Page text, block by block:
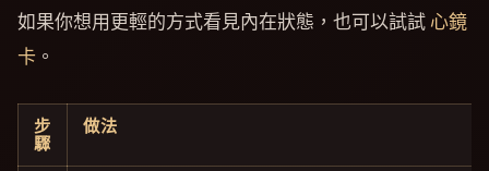
如果你想用更輕的方式看見內在狀態，也可以試試 心鏡
卡 。
步
驟
做法